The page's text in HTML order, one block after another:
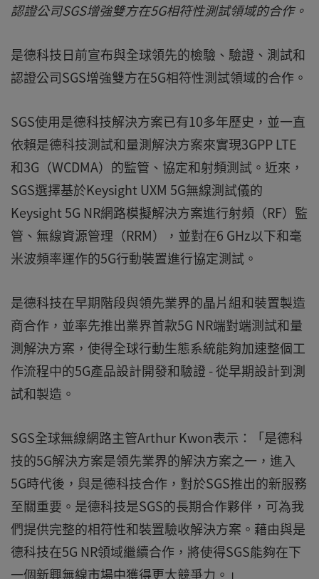
認證公司SGS增強雙方在5G相符性測試領域的合作。
是德科技日前宣布與全球領先的檢驗、驗證、測試和
認證公司SGS增強雙方在5G相符性測試領域的合作。
SGS使用是德科技解決方案已有10多年歷史，並一直
依賴是德科技測試和量測解決方案來實現3GPP LTE
和3G（WCDMA）的監管、協定和射頻測試。近來，
SGS選擇基於Keysight UXM 5G無線測試儀的
Keysight 5G NR網路模擬解決方案進行射頻（RF）監
管、無線資源管理（RRM），並對在6 GHz以下和毫
米波頻率運作的5G行動裝置進行協定測試。
是德科技在早期階段與領先業界的晶片組和裝置製造
商合作，並率先推出業界首款5G NR端對端測試和量
測解決方案，使得全球行動生態系統能夠加速整個工
作流程中的5G產品設計開發和驗證 - 從早期設計到測
試和製造。
SGS全球無線網路主管Arthur Kwon表示：「是德科
技的5G解決方案是領先業界的解決方案之一，進入
5G時代後，與是德科技合作，對於SGS推出的新服務
至關重要。是德科技是SGS的長期合作夥伴，可為我
們提供完整的相符性和裝置驗收解決方案。藉由與是
德科技在5G NR領域繼續合作，將使得SGS能夠在下
一個新興無線市場中獲得更大競爭力。」